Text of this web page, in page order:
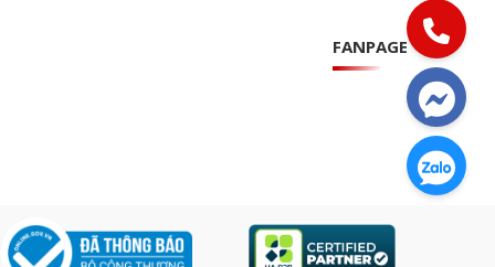
FANPAGE